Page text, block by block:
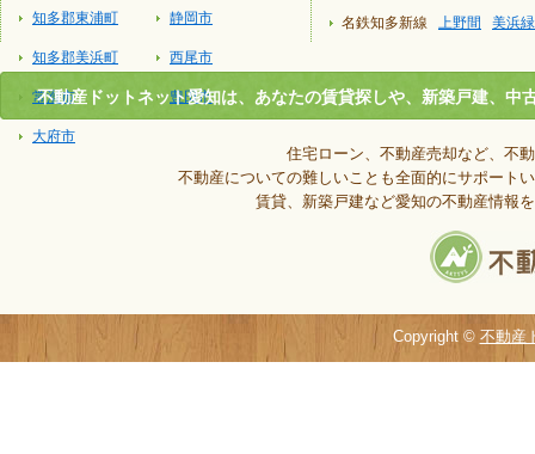
知多郡東浦町
知多郡美浜町
常滑市
大府市
静岡市
西尾市
豊田市
名鉄知多新線 上野間 美浜
不動産ドットネット愛知は、あなたの賃貸探しや、新築戸建、
住宅ローン、不動産売却など、不
不動産についての難しいことも全面的にサポート
賃貸、新築戸建など愛知の不動産情報
Copyright © 不動産